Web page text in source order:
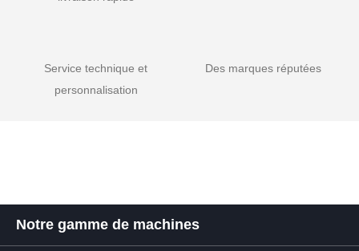
Service technique et
personnalisation
Des marques réputées
Notre gamme de machines